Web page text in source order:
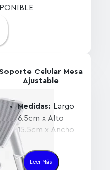
rodillos
Soporte Celular Mesa
Ajustable
Medidas: Largo
6.5cm x Alto
15.5cm x Ancho
11cm
Material:ABS
resistente y
Leer Más